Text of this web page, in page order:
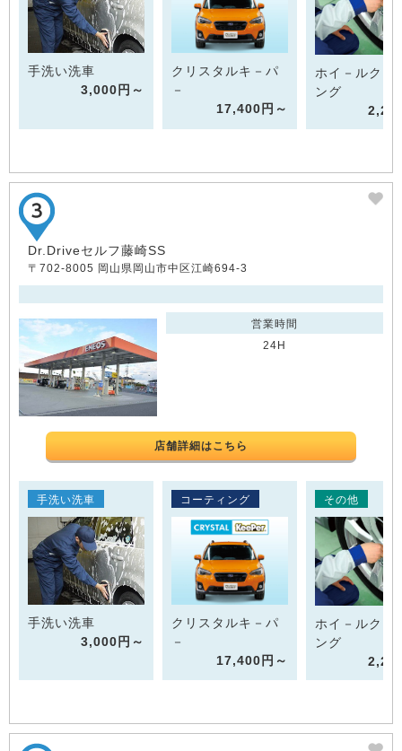
手洗い洗車
3,000円～
クリスタルキ－パ
－
17,400円～
ホイ－ルクリ
ング
Dr.Driveセルフ藤崎SS
〒702-8005 岡山県岡山市中区江崎694-3
営業時間
24H
店舗詳細はこちら
手洗い洗車
手洗い洗車
3,000円～
コーティング
クリスタルキ－パ
－
17,400円～
その他
ホイ－ルクリ
ング